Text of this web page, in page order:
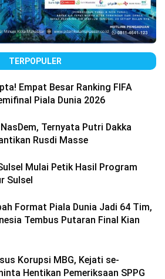
TERPOPULER
Empat Besar Ranking FIFA
Piala Dunia 2026
Ternyata Putri Dakka
Rusdi Masse
Mulai Petik Hasil Program
Sulsel
Format Piala Dunia Jadi 64 Tim,
Tembus Putaran Final Kian
Korupsi MBG, Kejati se-
Hentikan Pemeriksaan SPPG